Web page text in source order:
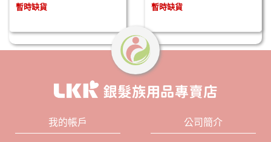
暫時缺貨 暫時缺貨
我的帳戶 公司簡介